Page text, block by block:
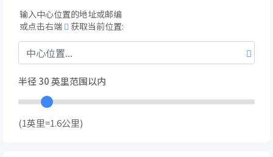
输入中心位置的地址或邮编
或点击右端
获取当前位置:
半径30英里范围以内
(1英里=1.6公里)